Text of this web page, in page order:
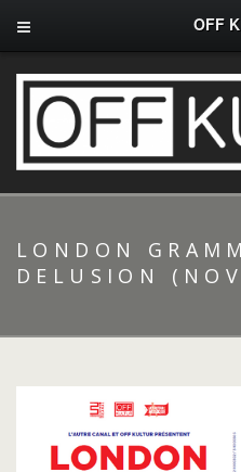
OFF
LONDON
DELUSION